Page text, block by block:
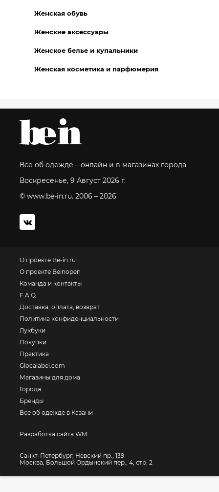
Женская обувь
Женские аксессуары
Женское белье и купальники
Женская косметика и парфюмерия
Все об одежде – онлайн и в магазинах города
Воскресенье, 9 Август 2026 г.
© www.be-in.ru. 2006 – 2026
О проекте Be-in.ru
О проекте Beinopen
Команда и контакты
F.A.Q.
Доставка, оплата, возврат
Политика конфиденциальности
Лукбуки
Покупки
Практика
Glocalabel.com
Магазины для дома
Города
Бренды
Все об одежде в Казани
Разработка сайта WM
Санкт-Петербург, Невский пр., 139
Москва, Большой Ордынский пер., 4, стр. 2